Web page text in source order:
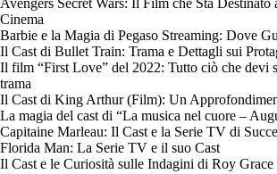
Cinema
Barbie e la Magia di Pegaso Streaming: Dove
Il Cast di Bullet Train: Trama e Dettagli sui
Il film “First Love” del 2022: Tutto ciò che devi
trama
Il Cast di King Arthur (Film): Un
La magia del cast di “La musica nel cuore –
Capitaine Marleau: Il Cast e la Serie TV di
Florida Man: La Serie TV e il suo Cast
Il Cast e le Curiosità sulle Indagini di Roy Grace